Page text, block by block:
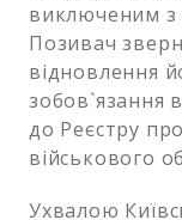
виключеним з
Позивач
відновлення
зобов`язання
до Реєстру
військового
Ухвалою